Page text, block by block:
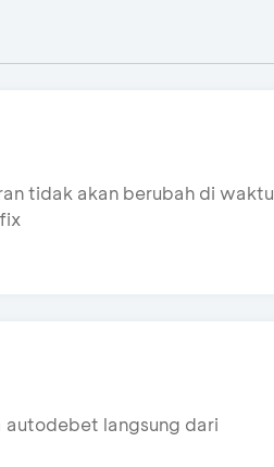
tidak akan berubah di waktu
autodebet langsung dari